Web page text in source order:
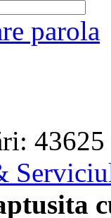
parola
43625